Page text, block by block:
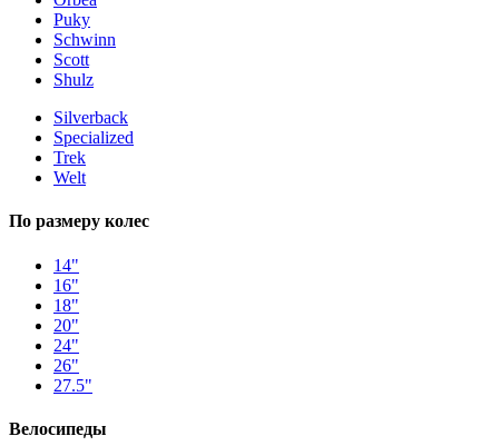
Puky
Schwinn
Scott
Shulz
Silverback
Specialized
Trek
Welt
По размеру колес
14"
16"
18"
20"
24"
26"
27.5"
Велосипеды